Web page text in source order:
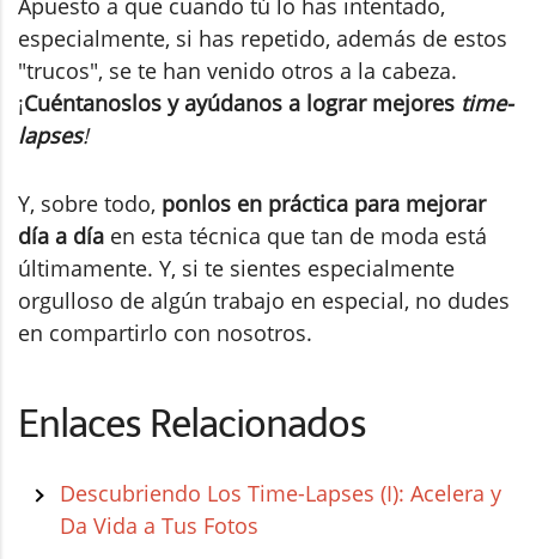
especialmente, si has repetido, además de estos
"trucos", se te han venido otros a la cabeza.
¡Cuéntanoslos y ayúdanos a lograr mejores time-
lapses!
Y, sobre todo, ponlos en práctica para mejorar
día a día en esta técnica que tan de moda está
últimamente. Y, si te sientes especialmente
orgulloso de algún trabajo en especial, no dudes
en compartirlo con nosotros.
Enlaces Relacionados
Descubriendo Los Time-Lapses (I): Acelera y
Da Vida a Tus Fotos